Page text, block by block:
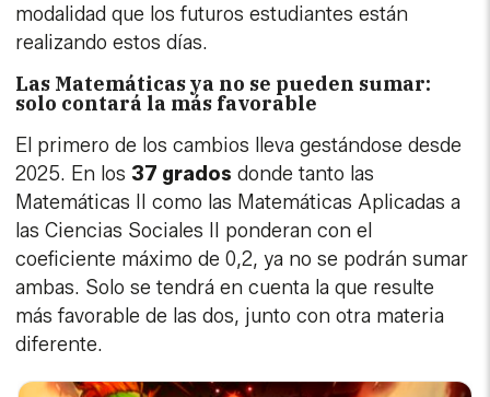
modalidad que los futuros estudiantes están
realizando estos días.
Las Matemáticas ya no se pueden sumar:
solo contará la más favorable
El primero de los cambios lleva gestándose desde
2025. En los 37 grados donde tanto las
Matemáticas II como las Matemáticas Aplicadas a
las Ciencias Sociales II ponderan con el
coeficiente máximo de 0,2, ya no se podrán sumar
ambas. Solo se tendrá en cuenta la que resulte
más favorable de las dos, junto con otra materia
diferente.